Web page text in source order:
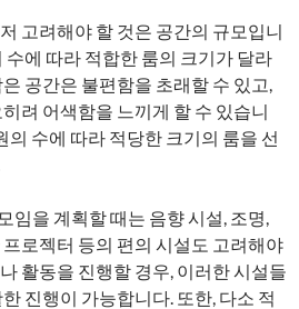
고려해야 할 것은 공간의 규모입니
수에 따라 적합한 룸의 크기가 달라
공간은 불편함을 초래할 수 있고,
려 어색함을 느끼게 할 수 있습니
의 수에 따라 적당한 크기의 룸을 선
임을 계획할 때는 음향 시설, 조명,
로젝터 등의 편의 시설도 고려해야
활동을 진행할 경우, 이러한 시설들
진행이 가능합니다. 또한, 다소 적